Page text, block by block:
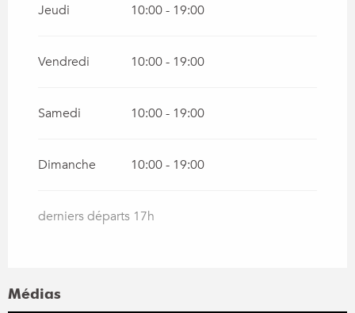
Jeudi 10:00 - 19:00
Vendredi 10:00 - 19:00
Samedi 10:00 - 19:00
Dimanche 10:00 - 19:00
derniers départs 17h
Médias